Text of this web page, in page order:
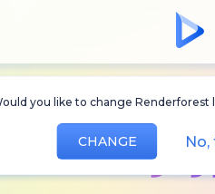
Would you like to